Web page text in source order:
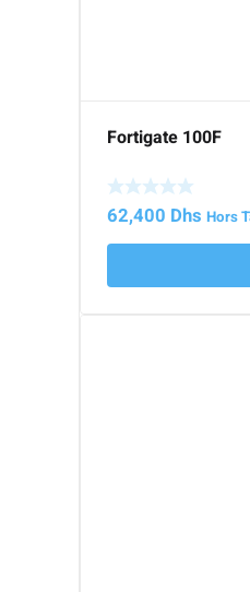
Fortigate 100F
62,400 Dhs Hors